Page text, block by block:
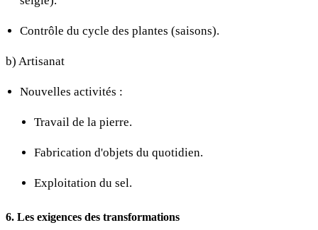
Contrôle du cycle des plantes (saisons).
b) Artisanat
Nouvelles activités :
Travail de la pierre.
Fabrication d'objets du quotidien.
Exploitation du sel.
6. Les exigences des transformations